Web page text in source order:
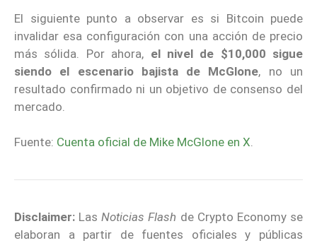
El siguiente punto a observar es si Bitcoin puede
invalidar esa configuración con una acción de precio
más sólida. Por ahora, el nivel de $10,000 sigue
siendo el escenario bajista de McGlone, no un
resultado confirmado ni un objetivo de consenso del
mercado.
Fuente: Cuenta oficial de Mike McGlone en X.
Disclaimer: LasNoticias Flash de Crypto Economy se
elaboran a partir de fuentes oficiales y públicas